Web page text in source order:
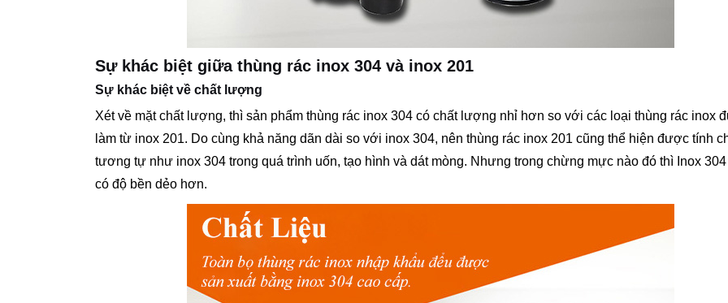
Sự khác biệt giữa thùng rác inox 304 và inox 201
Sự khác biệt về chất lượng
Xét về mặt chất lượng, thì sản phẩm thùng rác inox 304 có chất lượng nhỉ hơn so với các loại thùng rác inox
làm từ inox 201. Do cùng khả năng dãn dài so với inox 304, nên thùng rác inox 201 cũng thể hiện được tính
tương tự như inox 304 trong quá trình uốn, tạo hình và dát mòng. Nhưng trong chừng mực nào đó thì Inox 304
có độ bền dẻo hơn.